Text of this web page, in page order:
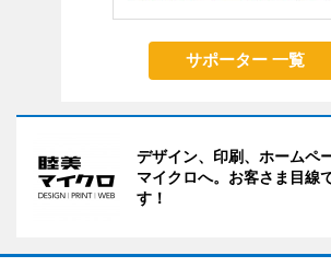
サポーター 一覧
デザイン、印刷、ホームペ
マイクロへ。お客さま目線
す！